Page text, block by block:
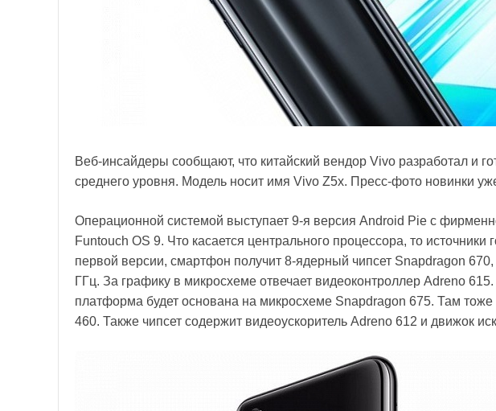
Веб-инсайдеры сообщают, что китайский вендор Vivo разработал и
среднего уровня. Модель носит имя Vivo Z5x. Пресс-фото новинки
Операционной системой выступает 9-я версия Android Pie с
Funtouch OS 9. Что касается центрального процессора, то источники
первой версии, смартфон получит 8-ядерный чипсет Snapdragon 670,
ГГц. За графику в микросхеме отвечает видеоконтроллер Adreno
платформа будет основана на микросхеме Snapdragon 675. Там
460. Также чипсет содержит видеоускоритель Adreno 612 и движок